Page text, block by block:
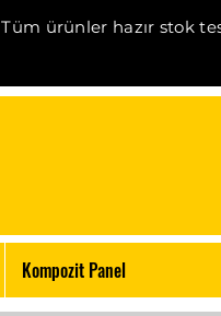
Tüm ürünler hazır stok
Kompozit Panel